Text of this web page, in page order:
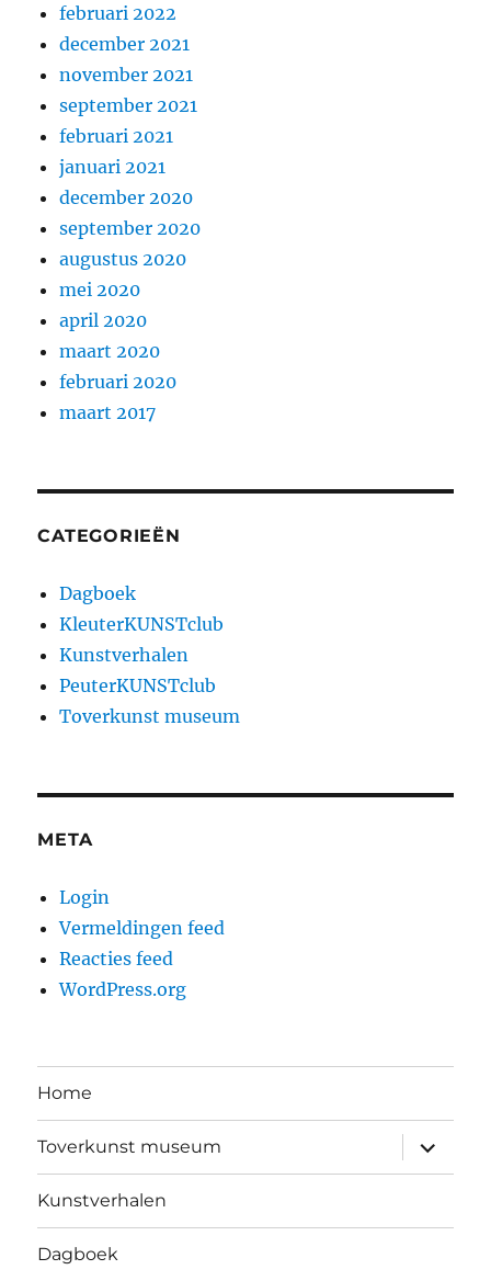
februari 2022
december 2021
november 2021
september 2021
februari 2021
januari 2021
december 2020
september 2020
augustus 2020
mei 2020
april 2020
maart 2020
februari 2020
maart 2017
CATEGORIEËN
Dagboek
KleuterKUNSTclub
Kunstverhalen
PeuterKUNSTclub
Toverkunst museum
META
Login
Vermeldingen feed
Reacties feed
WordPress.org
Home
Toverkunst museum
Kunstverhalen
Dagboek